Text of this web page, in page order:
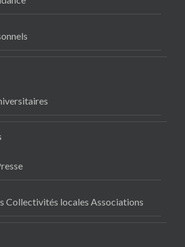
Collectivités locales Associations